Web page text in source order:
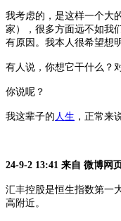
我考虑的，是这样一个大
家），很多方面远不如我
有原因。我本人很希望想
有人说，你想它干什么？
你说呢？
我这辈子的 人生 ，正常来
24-9-2 13:41 来自 微博网
汇丰控股是恒生指数第一
高附近。